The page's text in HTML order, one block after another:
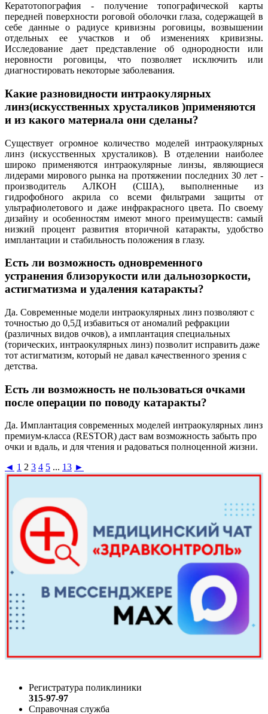
Кератотопография - получение топографической карты
передней поверхности роговой оболочки глаза, содержащей в
себе данные о радиусе кривизны роговицы, возвышении
отдельных ее участков и об изменениях кривизны.
Исследование дает представление об однородности или
неровности роговицы, что позволяет исключить или
диагностировать некоторые заболевания.
Какие разновидности интраокулярных
линз(искусственных хрусталиков )применяются
и из какого материала они сделаны?
Существует огромное количество моделей интраокулярных
линз (искусственных хрусталиков). В отделении наиболее
широко применяются интраокулярные линзы, являющиеся
лидерами мирового рынка на протяжении последних 30 лет -
производитель АЛКОН (США), выполненные из
гидрофобного акрила со всеми фильтрами защиты от
ультрафиолетового и даже инфракрасного цвета. По своему
дизайну и особенностям имеют много преимуществ: самый
низкий процент развития вторичной катаракты, удобство
имплантации и стабильность положения в глазу.
Есть ли возможность одновременного
устранения близорукости или дальнозоркости,
астигматизма и удаления катаракты?
Да. Современные модели интраокулярных линз позволяют с
точностью до 0,5Д избавиться от аномалий рефракции
(различных видов очков), а имплантация специальных
(торических, интраокулярных линз) позволит исправить даже
тот астигматизм, который не давал качественного зрения с
детства.
Есть ли возможность не пользоваться очками
после операции по поводу катаракты?
Да. Имплантация современных моделей интраокулярных линз
премиум-класса (RESTOR) даст вам возможность забыть про
очки и вдаль, и для чтения и радоваться полноценной жизни.
◄ 1 2 3 4 5 ... 13 ►
Регистратура поликлиники
315-97-97
Справочная служба